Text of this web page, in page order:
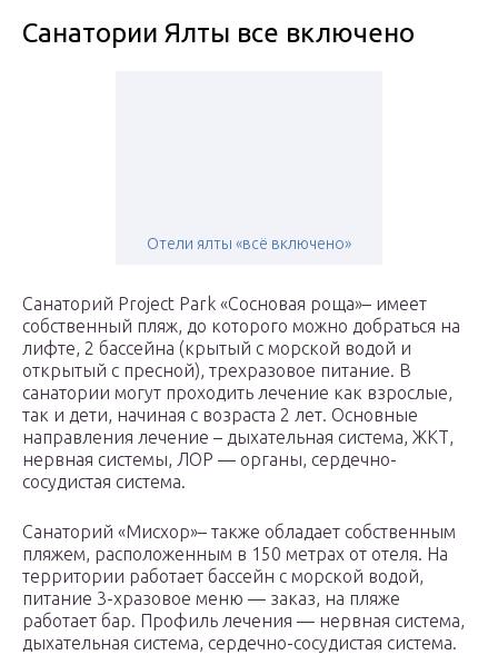
Санатории Ялты все включено
Отели ялты «всё включено»
Санаторий Project Park «Сосновая роща»– имеет
собственный пляж, до которого можно добраться на
лифте, 2 бассейна (крытый с морской водой и
открытый с пресной), трехразовое питание. В
санатории могут проходить лечение как взрослые,
так и дети, начиная с возраста 2 лет. Основные
направления лечение – дыхательная система, ЖКТ,
нервная системы, ЛОР — органы, сердечно-
сосудистая система.
Санаторий «Мисхор»– также обладает собственным
пляжем, расположенным в 150 метрах от отеля. На
территории работает бассейн с морской водой,
питание 3-хразовое меню — заказ, на пляже
работает бар. Профиль лечения — нервная система,
дыхательная система, сердечно-сосудистая система.